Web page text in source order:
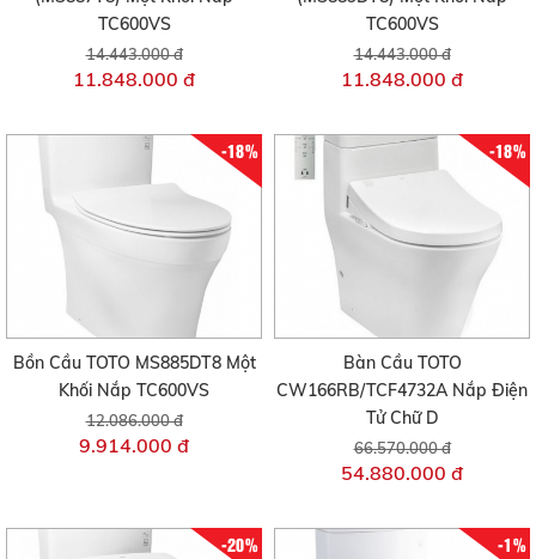
TC600VS
14.443.000 đ
11.848.000 đ
TC600VS
14.443.000 đ
11.848.000 đ
-18%
Bồn Cầu TOTO MS885DT8 Một
Khối Nắp TC600VS
12.086.000 đ
9.914.000 đ
-18%
Bàn Cầu TOTO
CW166RB/TCF4732A Nắp Điện
Tử Chữ D
66.570.000 đ
54.880.000 đ
-20% -1%